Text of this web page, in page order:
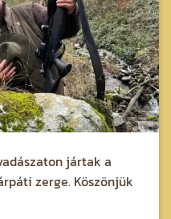
jártak a
zerge. Köszönjük